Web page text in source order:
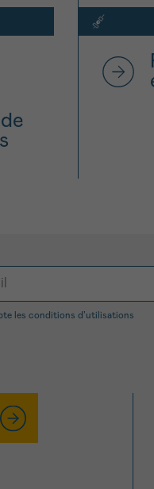
les conditions d’utilisations